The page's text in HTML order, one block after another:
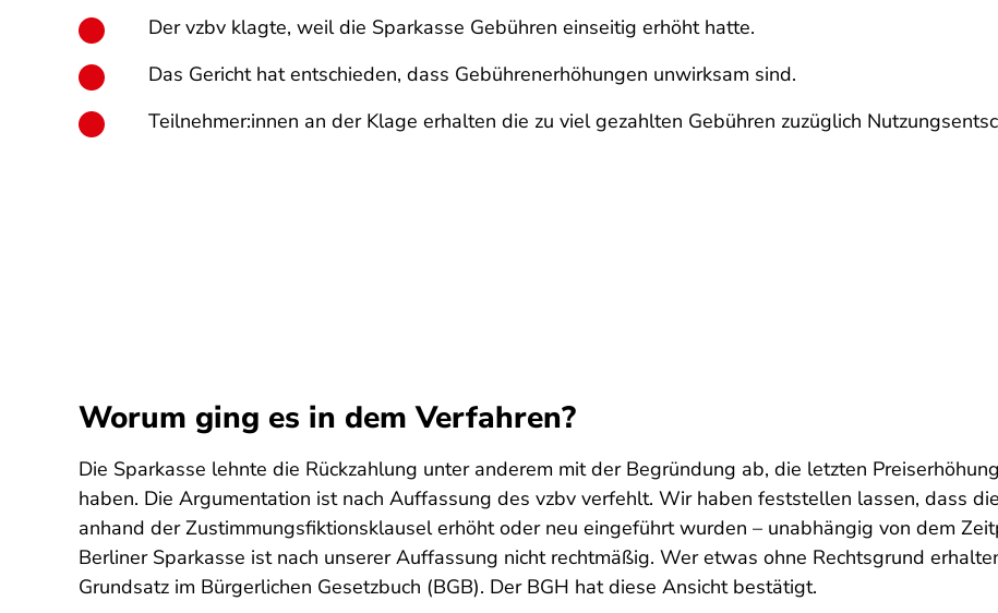
Der vzbv klagte, weil die Sparkasse Gebühren einseitig erhöht hatte.
Das Gericht hat entschieden, dass Gebührenerhöhungen unwirksam sind.
Teilnehmer:innen an der Klage erhalten die zu viel gezahlten Gebühren zuzüglich
Worum ging es in dem Verfahren?
Die Sparkasse lehnte die Rückzahlung unter anderem mit der Begründung ab, die letzten
haben. Die Argumentation ist nach Auffassung des vzbv verfehlt. Wir haben feststellen lassen, dass
anhand der Zustimmungsfiktionsklausel erhöht oder neu eingeführt wurden – unabhängig von dem
Berliner Sparkasse ist nach unserer Auffassung nicht rechtmäßig. Wer etwas ohne Rechtsgrund
Grundsatz im Bürgerlichen Gesetzbuch (BGB). Der BGH hat diese Ansicht bestätigt.